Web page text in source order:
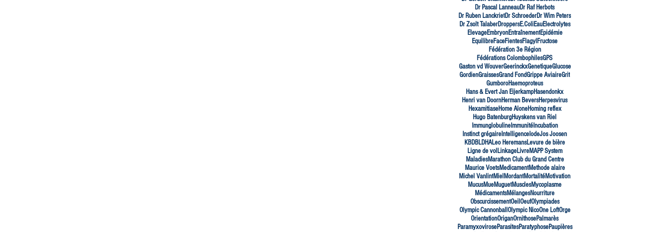
Dr Pascal LanneauDr Raf Herbots
Dr Ruben LanckrietDr SchroederDr Wim Peters
Dr Zsolt TalaberDroppersE.ColiEauElectrolytes
ElevageEmbryonEntraînementEpidémie
EquilibreFaceFientesFlagyl Fructose
Fédération 3e Région
Fédérations ColombophilesGPS
Gaston vd WouverGeerinckxGenetiqueGlucose
GordienGraissesGrand FondGrippe AviaireGrit
GumboroHaemoproteus
Hans & Evert Jan EijerkampHasendonkx
Henri van DoornHerman BeversHerpesvirus
HexamitiaseHome AloneHoming reflex
Hugo BatenburgHuyskens van Riel
ImmunglobulineImmunitéIncubation
Instinct grégaireIntelligenceIodeJos Joosen
KBDBLDHALeo HeremansLevure de bière
Ligne de vol LinkageLivreMAPP System
MaladiesMarathon Club du Grand Centre
Maurice VoetsMedicamentMethode alaire
Michel VanlintMiel MordantMortalitéMotivation
MucusMueMuguetMusclesMycoplasme
MédicamentsMélangesNourriture
ObscurcissementOeilOeufOlympiades
Olympic Cannonball Olympic NicoOne LoftOrge
OrientationOriganOrnithosePalmarès
ParamyxoviroseParasitesParatyphosePaupières